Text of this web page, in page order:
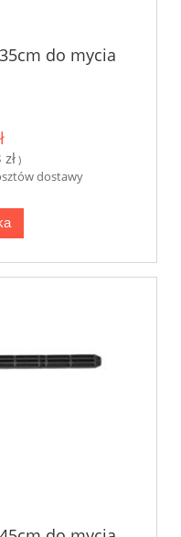
do mycia
)
dostawy